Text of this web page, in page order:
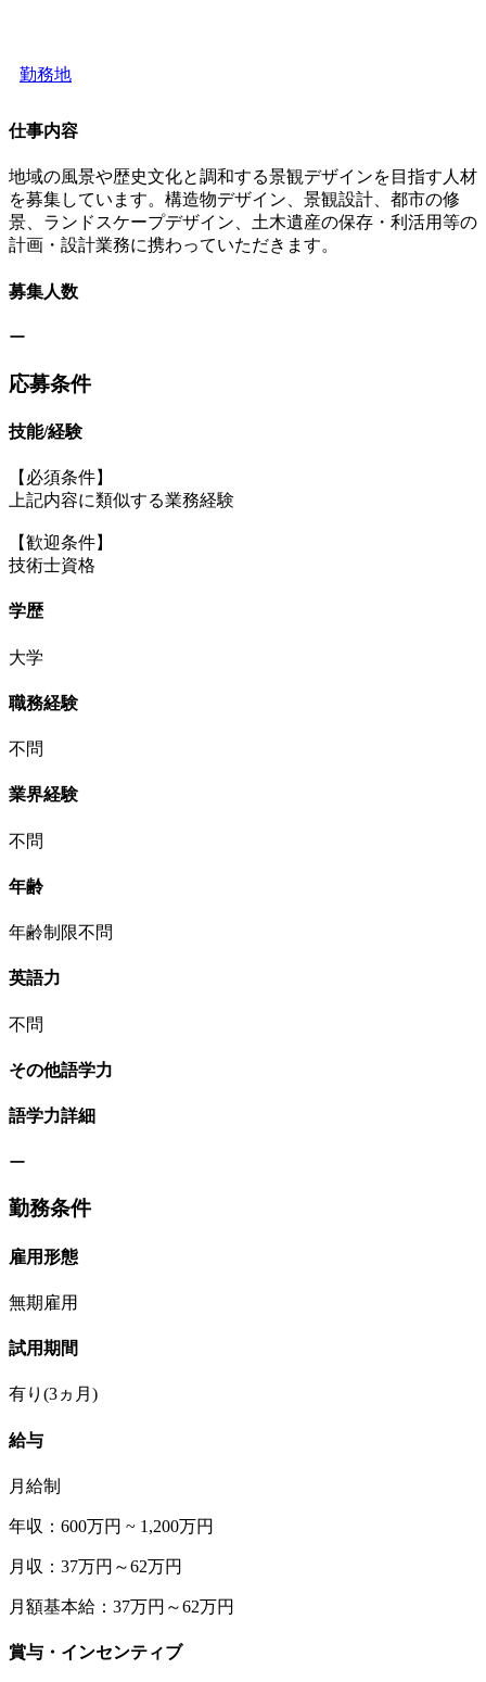
勤務地
仕事内容
地域の風景や歴史文化と調和する景観デザインを目指す人材
を募集しています。構造物デザイン、景観設計、都市の修
景、ランドスケープデザイン、土木遺産の保存・利活用等の
計画・設計業務に携わっていただきます。
募集人数
ー
応募条件
技能/経験
【必須条件】
上記内容に類似する業務経験
【歓迎条件】
技術士資格
学歴
大学
職務経験
不問
業界経験
不問
年齢
年齢制限不問
英語力
不問
その他語学力
語学力詳細
ー
勤務条件
雇用形態
無期雇用
試用期間
有り(3ヵ月)
給与
月給制
年収：600万円 ~ 1,200万円
月収：37万円～62万円
月額基本給：37万円～62万円
賞与・インセンティブ